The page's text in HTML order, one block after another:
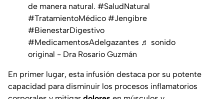
de manera natural. #SaludNatural
#TratamientoMédico #Jengibre
#BienestarDigestivo
#MedicamentosAdelgazantes ♬ sonido
original - Dra Rosario Guzmán
En primer lugar, esta infusión destaca por su potente
capacidad para disminuir los procesos inflamatorios